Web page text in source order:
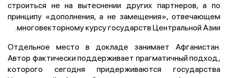
строиться не на вытеснении других партнеров, а по
принципу «дополнения, а не замещения», отвечающем
многовекторному курсу государств Центральной Азии.
Отдельное место в докладе занимает Афганистан.
Автор фактически поддерживает прагматичный подход,
которого сегодня придерживаются государства